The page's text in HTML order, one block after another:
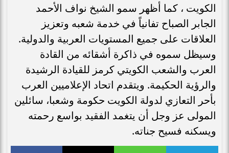
الكويت ، كما أظهر سمو الشيخ نواف الأحمد
الجابر الصباح تفانياً في خدمة شعبه وتعزيز
العلاقات على جميع المستويات العربية والدولية.
وسيظل سموه في ذاكرة أشقائه من القادة
العرب والشعب الكويتي كرمز للقيادة الرشيدة
والرؤية الحكيمة. ويتقدم اتحاد الإعلاميين العرب
بأحر التعازي لدولة الكويت حكومة وشعبا، سائلين
المولى عز وجل أن يتغمد الفقيد بواسع رحمته
ويسكنه فسيح جناته.